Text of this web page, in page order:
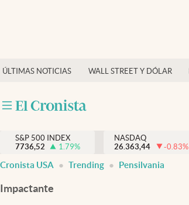
ÚLTIMAS NOTICIAS WALL STREET Y DÓLAR
Finanzas y economía
Inmigración
Trending
S&P 500 INDEX
7736,52
1.79%
NASDAQ
26.363,44
-0.83%
Cronista USA Trending Pensilvania
Impactante